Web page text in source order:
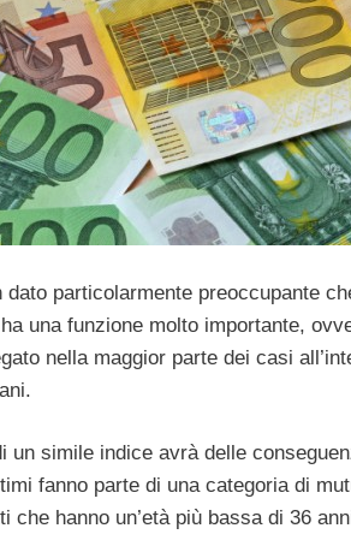
particolarmente preoccupante
una funzione molto importante,
nella maggior parte dei casi
un simile indice avrà delle
fanno parte di una categoria di
hanno un’età più bassa di 36